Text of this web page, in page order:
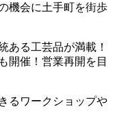
機会に土手町を街歩
ある工芸品が満載！
開催！営業再開を目
るワークショップや